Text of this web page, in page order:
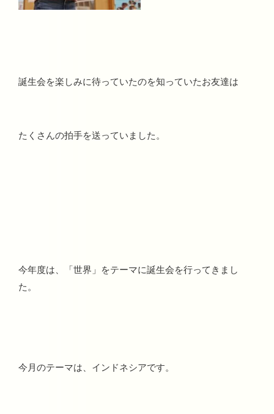
誕生会を楽しみに待っていたのを知っていたお友達は
たくさんの拍手を送っていました。
今年度は、「世界」をテーマに誕生会を行ってきまし
た。
今月のテーマは、インドネシアです。